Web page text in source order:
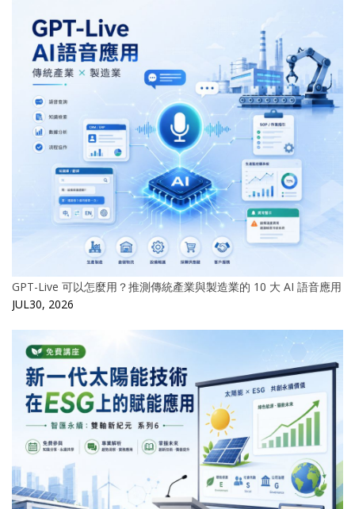
GPT-Live 可以怎麼用？推測傳統產業與製造業的 10 大 AI 語音應用
JUL30, 2026